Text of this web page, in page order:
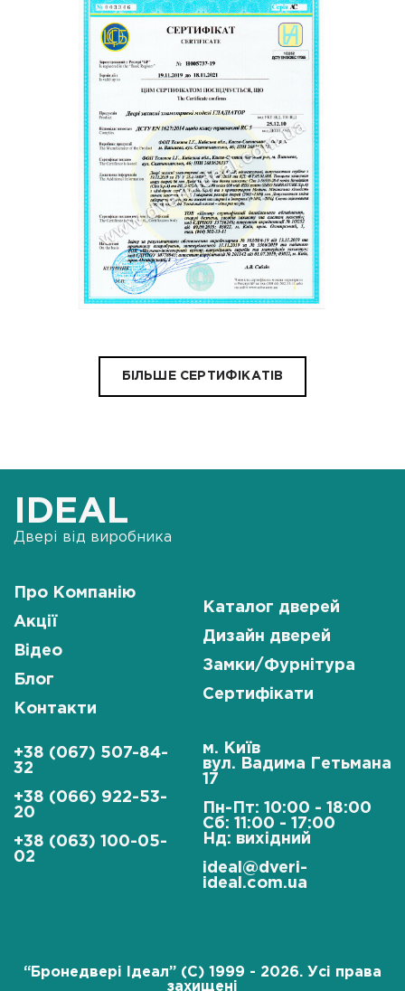
БІЛЬШЕ СЕРТИФІКАТІВ
IDEAL
Двері від виробника
Про Компанію
Акції
Відео
Блог
Контакти
Каталог дверей
Дизайн дверей
Замки/Фурнітура
Сертифікати
+38 (067) 507-84-
32
+38 (066) 922-53-
20
+38 (063) 100-05-
02
м. Київ
вул. Вадима Гетьмана
17
Пн-Пт: 10:00 - 18:00
Сб: 11:00 - 17:00
Нд: вихідний
ideal@dveri-
ideal.com.ua
“Бронедвері Ідеал” (C) 1999 - 2026. Усі права
захищені